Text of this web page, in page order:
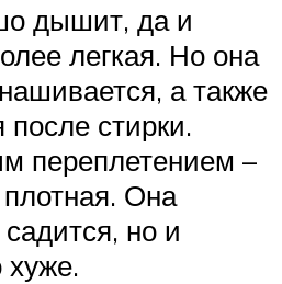
дышит, да и
легкая. Но она
а также
после стирки.
переплетением –
Она
но и